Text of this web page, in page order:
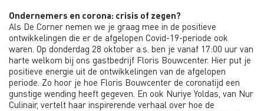
Ondernemers en corona: crisis of zegen?
Als De Corner nemen we je graag mee in de positieve
ontwikkelingen die er de afgelopen Covid-19-periode ook
waren. Op donderdag 28 oktober a.s. ben je vanaf 17:00 uur van
harte welkom bij ons gastbedrijf Floris Bouwcenter. Hier put je
positieve energie uit de ontwikkelingen van de afgelopen
periode. Zo hoor je hoe Floris Bouwcenter de coronatijd een
gunstige wending heeft gegeven. En ook Nuriye Yoldas, van Nur
Culinair, vertelt haar inspirerende verhaal over hoe de